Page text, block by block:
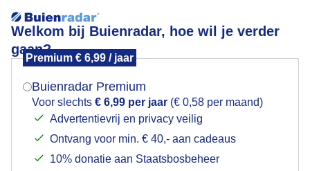
Welkom bij Buienradar, hoe wil je verder
gaan?
Premium € 6,99 / jaar
Buienradar Premium
Voor slechts € 6,99 per jaar (€ 0,58 per maand)
Advertentievrij en privacy veilig
Ontvang voor min. € 40,- aan cadeaus
10% donatie aan Staatsbosbeheer
Zojuist
Mogen we je locatie gebruiken voor het
Indien je hier nog geen akkoord op hebt gegeven,
verschijnt er zo een pop-up uit je browser waarin